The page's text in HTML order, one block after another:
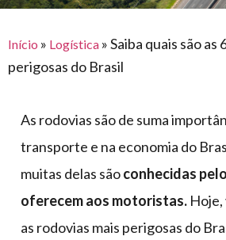
eventos
para
agronegócio
toldos
construção
civil
automotivo
calçados,
epi's
e logística
armazenagem
lonas
de
caminhoneiro
Início » Logística »Saiba quais são as
perigosas do Brasil
As rodovias são de suma
transporte e na economia do
muitas delas sãoconhecidas
oferecem aos motoristas. Hoje,
as rodovias mais perigosas do